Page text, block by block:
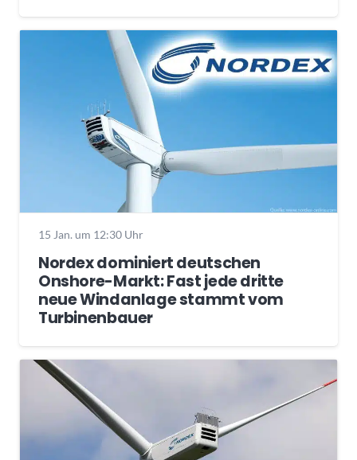
15 Jan. um 12:30 Uhr
Nordex dominiert deutschen
Onshore-Markt: Fast jede dritte
neue Windanlage stammt vom
Turbinenbauer